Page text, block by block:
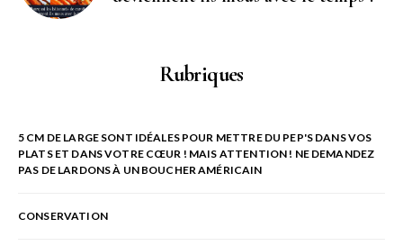
Rubriques
5 CM DE LARGE SONT IDÉALES POUR METTRE DU PEP'S DANS VOS
PLATS ET DANS VOTRE CŒUR ! MAIS ATTENTION ! NE DEMANDEZ
PAS DE LARDONS À UN BOUCHER AMÉRICAIN
CONSERVATION